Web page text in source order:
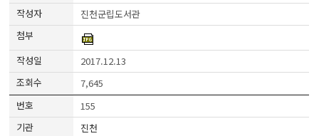
진천군립도서관
2017.12.13
7,645
155
진천